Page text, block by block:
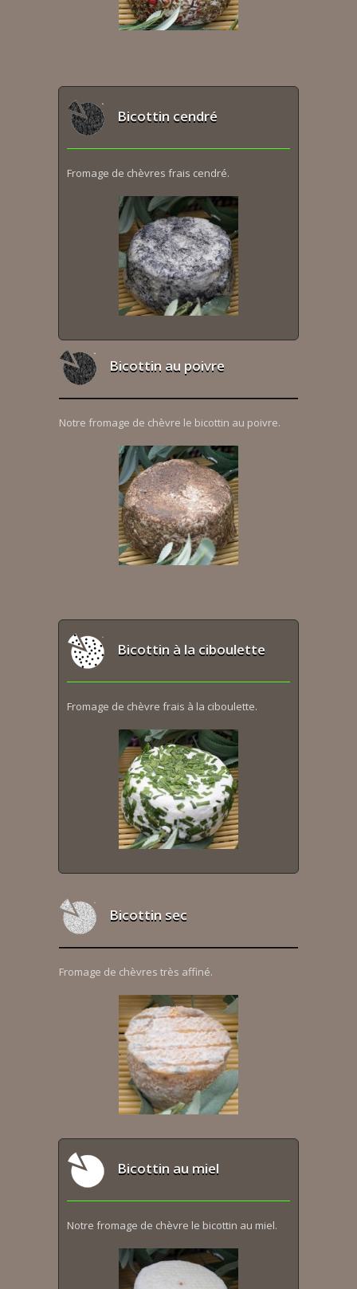
Bicottin cendré
Fromage de chèvres frais cendré.
Bicottin au poivre
Notre fromage de chèvre le bicottin au poivre.
Bicottin à la ciboulette
Fromage de chèvre frais à la ciboulette.
Bicottin sec
Fromage de chèvres très affiné.
Bicottin au miel
Notre fromage de chèvre le bicottin au miel.